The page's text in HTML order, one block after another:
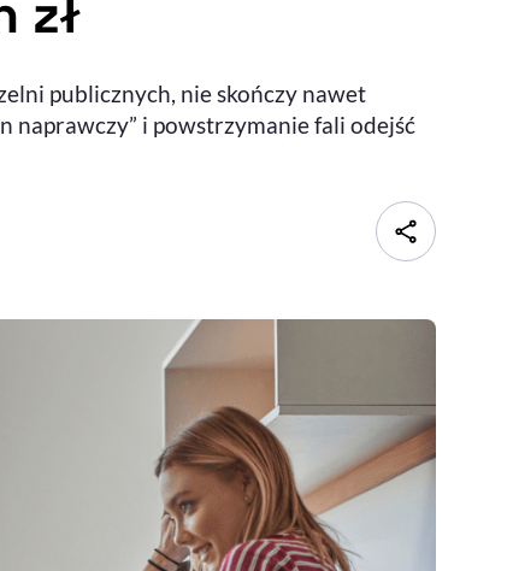
jak i dlaczego zwiększamy dostępność
dostępności , otwiera się w nowym oknie
Zgłoś problem
, otwiera się w
zł
publicznych, nie skończy nawet
naprawczy” i powstrzymanie fali odejść